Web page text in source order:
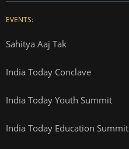
EVENTS:
Sahitya Aaj Tak
India Today Conclave
India Today Youth Summit
India Today Education Summit